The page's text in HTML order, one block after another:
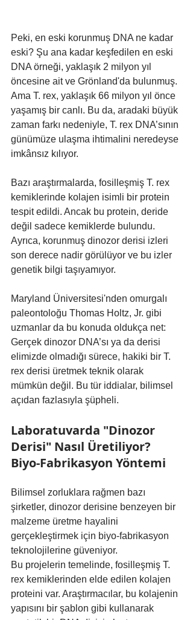
Peki, en eski korunmuş DNA ne kadar
eski? Şu ana kadar keşfedilen en eski
DNA örneği, yaklaşık 2 milyon yıl
öncesine ait ve Grönland'da bulunmuş.
Ama T. rex, yaklaşık 66 milyon yıl önce
yaşamış bir canlı. Bu da, aradaki büyük
zaman farkı nedeniyle, T. rex DNA’sının
günümüze ulaşma ihtimalini neredeyse
imkânsız kılıyor.
Bazı araştırmalarda, fosilleşmiş T. rex
kemiklerinde kolajen isimli bir protein
tespit edildi. Ancak bu protein, deride
değil sadece kemiklerde bulundu.
Ayrıca, korunmuş dinozor derisi izleri
son derece nadir görülüyor ve bu izler
genetik bilgi taşıyamıyor.
Maryland Üniversitesi'nden omurgalı
paleontoloğu Thomas Holtz, Jr. gibi
uzmanlar da bu konuda oldukça net:
Gerçek dinozor DNA’sı ya da derisi
elimizde olmadığı sürece, hakiki bir T.
rex derisi üretmek teknik olarak
mümkün değil. Bu tür iddialar, bilimsel
açıdan fazlasıyla şüpheli.
Laboratuvarda "Dinozor
Derisi" Nasıl Üretiliyor?
Biyo-Fabrikasyon Yöntemi
Bilimsel zorluklara rağmen bazı
şirketler, dinozor derisine benzeyen bir
malzeme üretme hayalini
gerçekleştirmek için biyo-fabrikasyon
teknolojilerine güveniyor.
Bu projelerin temelinde, fosilleşmiş T.
rex kemiklerinden elde edilen kolajen
proteini var. Araştırmacılar, bu kolajenin
yapısını bir şablon gibi kullanarak